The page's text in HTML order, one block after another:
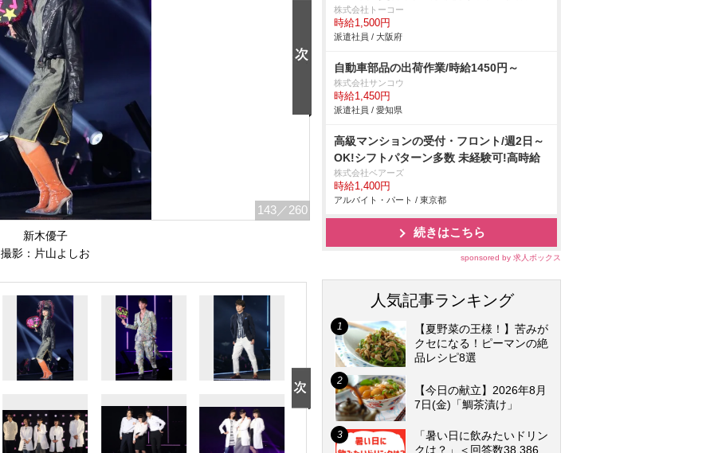
143 ／260
新木優子
撮影：片山よしお
株式会社トーコー
時給1,500円
派遣社員 / 大阪府
自動車部品の出荷作業/時給1450円～
株式会社サンコウ
時給1,450円
派遣社員 / 愛知県
高級マンションの受付・フロント/週2日～
OK!シフトパターン多数 未経験可!高時給
株式会社ベアーズ
時給1,400円
アルバイト・パート / 東京都
続きはこちら
sponsored by 求人ボックス
人気記事ランキング
【夏野菜の王様！】苦みが
クセになる！ピーマンの絶
品レシピ8選
【今日の献立】2026年8月
7日(金)「鯛茶漬け」
「暑い日に飲みたいドリン
クは？」＜回答数38,386